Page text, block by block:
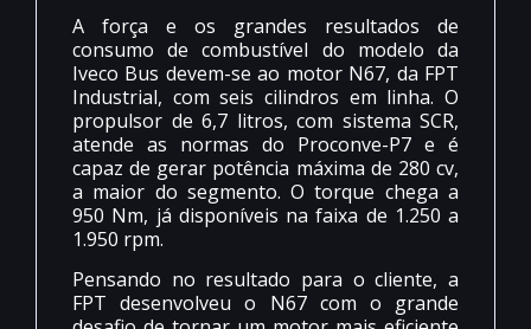
A força e os grandes resultados de
consumo de combustível do modelo da
Iveco Bus devem-se ao motor N67, da FPT
Industrial, com seis cilindros em linha. O
propulsor de 6,7 litros, com sistema SCR,
atende as normas do Proconve-P7 e é
capaz de gerar potência máxima de 280 cv,
a maior do segmento. O torque chega a
950 Nm, já disponíveis na faixa de 1.250 a
1.950 rpm.
Pensando no resultado para o cliente, a
FPT desenvolveu o N67 com o grande